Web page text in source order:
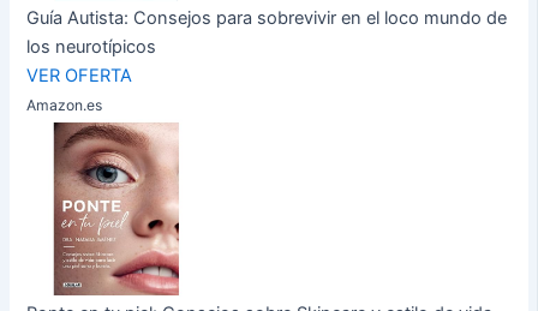
Guía Autista: Consejos para sobrevivir en el loco mundo de
los neurotípicos
VER OFERTA
Amazon.es